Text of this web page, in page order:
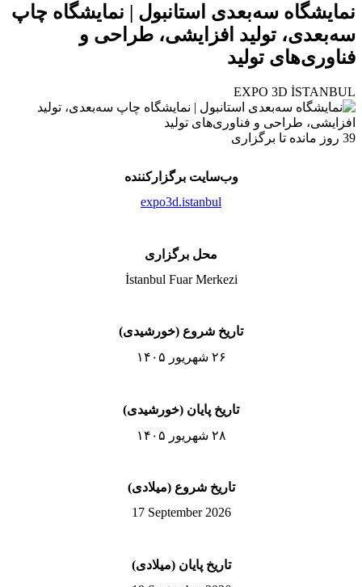
سه‌بعدی استانبول | نمایشگاه چاپ
تولید افزایشی، طراحی و
تولید
EXPO 3D
وب‌سایت برگزارکننده
expo3d.istanbul
محل برگزاری
İstanbul Fuar Merkezi
تاریخ شروع (خورشیدی)
تاریخ پایان (خورشیدی)
تاریخ شروع (میلادی)
17 September 2026
تاریخ پایان (میلادی)